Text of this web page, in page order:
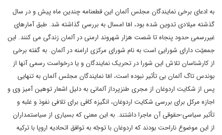
به ادعای برخی نمایندگان مجلس آلمان این قطعنامه چندین ماه پیش و در سال
گذشته میلادی تدوین شده بود، امّا امسال به بررسی گذاشته شد. طبق آمارهای
غیررسمی حدود پنجاه تا شصت هزار شهروند ارمنی در آلمان زندگی می کنند. این
جمعیّت دارای شورایی است به نام شورای مرکزی ارامنه در آلمان. به گفته برخی
از کارشناسان تلاش این شورا در تحریک نمایندگان و یا درخواست رسمی آنها از
بوندس تاگ آلمان بی تأثیر نبوده است، امّا نمایندگان مجلس آلمان به تنهایی
پس از شکایت اردوغان از مجری طنزپرداز آلمانی به دلیل اشعار توهین آمیز وی و
اجازه مرکل برای بررسی شکایت اردوغان، انگیزه کافی برای تلافی نفوذ و غلبه و
تأثیر سیاسی-حقوقی آن ماجرا داشتند. به این معنی که بسیاری از سیاستمداران
از این موضوع ناراحت بودند که اردوغان با توجّه به توافق اتحادیه اروپا با ترکیه